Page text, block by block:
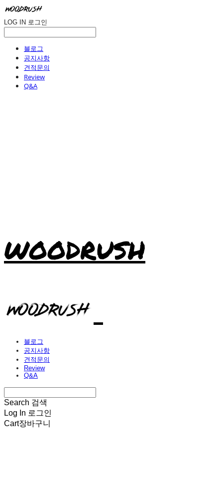
LOG IN 로그인
블로그
공지사항
견적문의
Review
Q&A
WOODRUSH
블로그
공지사항
견적문의
Review
Q&A
Search 검색
Log In 로그인
Cart장바구니